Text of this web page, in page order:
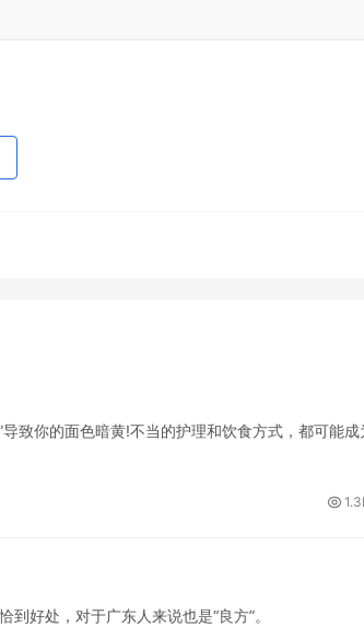
你的面色暗黄!不当的护理和饮食方式，都可能成
好处，对于广东人来说也是“良方”。